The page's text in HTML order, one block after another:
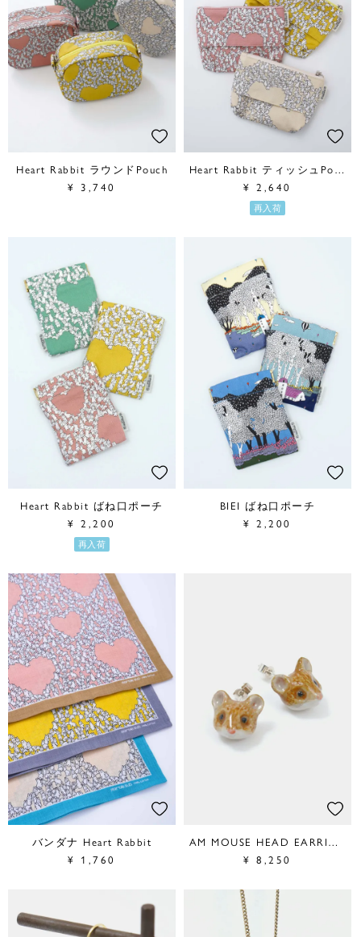
Heart Rabbit ラウンドPouch
¥ 3,740
Heart Rabbit ティッシュPouch
¥ 2,640
再入荷
Heart Rabbit ばね口ポーチ
¥ 2,200
再入荷
BIEI ばね口ポーチ
¥ 2,200
バンダナ Heart Rabbit
¥ 1,760
AM MOUSE HEAD EARRINGS
¥ 8,250